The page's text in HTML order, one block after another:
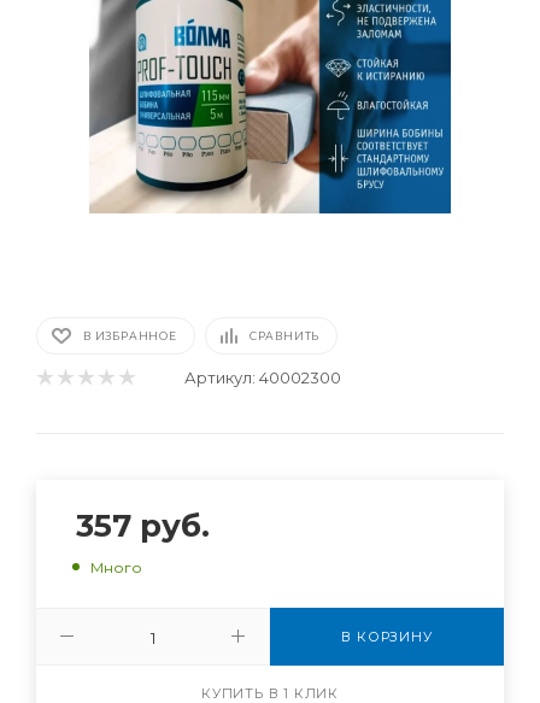
В ИЗБРАННОЕ СРАВНИТЬ
Артикул: 40002300
357 руб.
Много
В КОРЗИНУ
КУПИТЬ В 1 КЛИК